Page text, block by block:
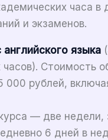
часа в
и экзаменов.
языка
Стоимость
000 рублей,
— две недели,
6 дней в